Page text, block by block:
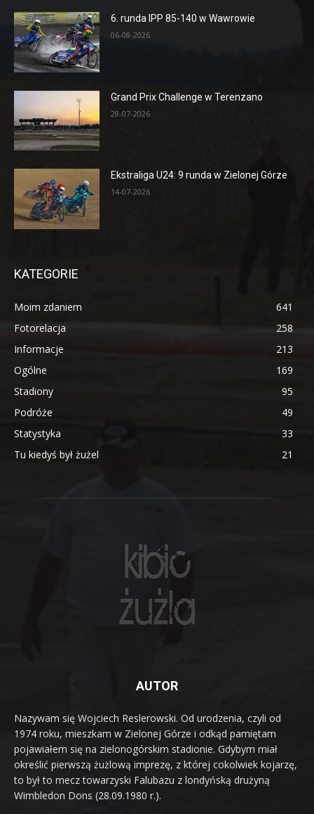
6. runda IPP 85-140 w Wawrowie
06-08-2026
Grand Prix Challenge w Terenzano
28-07-2026
Ekstraliga U24: 9 runda w Zielonej Górze
14-07-2026
KATEGORIE
Moim zdaniem
641
Fotorelacja
258
Informacje
213
Ogólne
169
Stadiony
95
Podróże
49
Statystyka
33
Tu kiedyś był żużel
21
AUTOR
Nazywam się Wojciech Reslerowski. Od urodzenia, czyli od
1974 roku, mieszkam w Zielonej Górze i odkąd pamiętam
pojawiałem się na zielonogórskim stadionie. Gdybym miał
określić pierwszą żużlową imprezę, z której cokolwiek kojarzę,
to był to mecz towarzyski Falubazu z londyńską drużyną
Wimbledon Dons (28.09.1980 r.).